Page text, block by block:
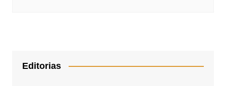
Editorias